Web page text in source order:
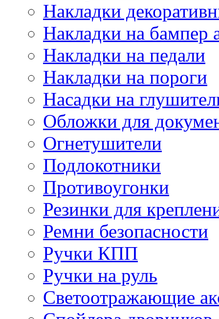
Накладки
Накладки на бампер
Накладки на педали
Накладки на пороги
Насадки на
Обложки для
Огнетушители
Подлокотники
Противоугонки
Резинки для
Ремни безопасности
Ручки КПП
Ручки на руль
Светоотражающие